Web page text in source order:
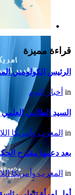
التقرير
اللاتينية للعام 2019
قراءة مميزة
الرئيس الكولومبي
in أخبار اليوم
السيد الطالبي
in المغرب وأمريكا
بعد دعمها مقترح
in المغرب وأمريكا